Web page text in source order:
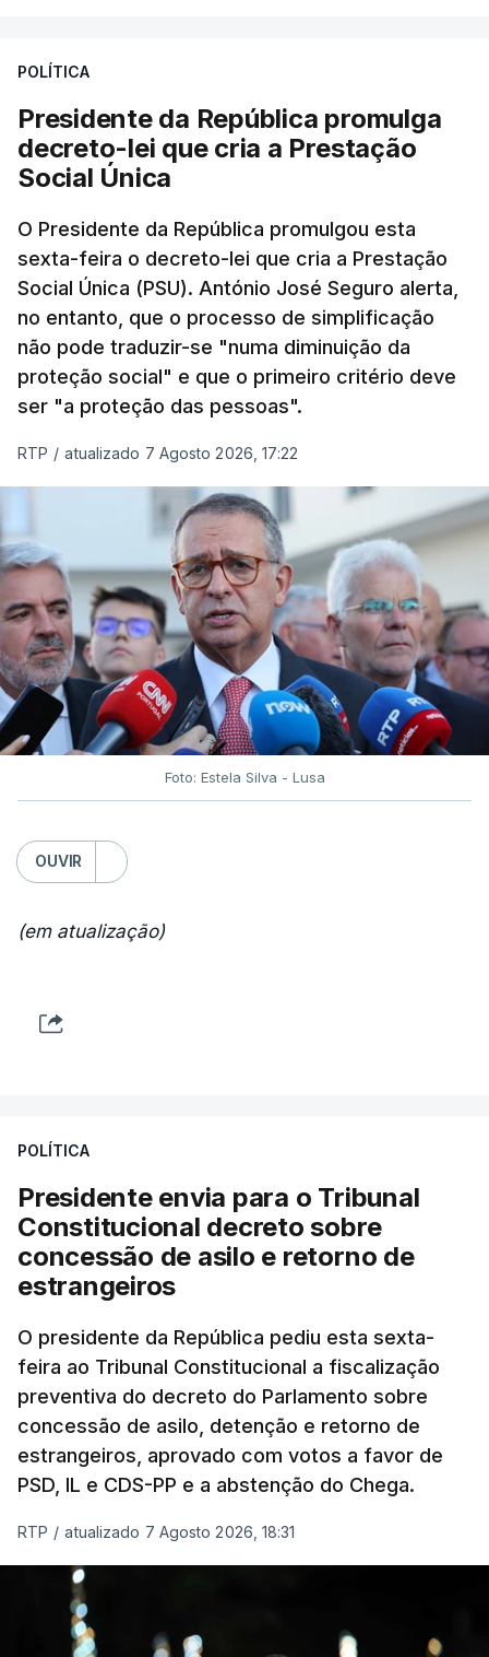
POLÍTICA
Presidente da República promulga
decreto-lei que cria a Prestação
Social Única
O Presidente da República promulgou esta
sexta-feira o decreto-lei que cria a Prestação
Social Única (PSU). António José Seguro alerta,
no entanto, que o processo de simplificação
não pode traduzir-se "numa diminuição da
proteção social" e que o primeiro critério deve
ser "a proteção das pessoas".
RTP / atualizado 7 Agosto 2026, 17:22
Foto: Estela Silva - Lusa
OUVIR
(em atualização)
POLÍTICA
Presidente envia para o Tribunal
Constitucional decreto sobre
concessão de asilo e retorno de
estrangeiros
O presidente da República pediu esta sexta-
feira ao Tribunal Constitucional a fiscalização
preventiva do decreto do Parlamento sobre
concessão de asilo, detenção e retorno de
estrangeiros, aprovado com votos a favor de
PSD, IL e CDS-PP e a abstenção do Chega.
RTP / atualizado 7 Agosto 2026, 18:31